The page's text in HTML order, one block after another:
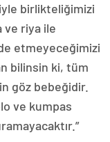
birlikteliğimizi
riya ile
etmeyeceğimizi
bilinsin ki, tüm
göz bebeğidir.
ve kumpas